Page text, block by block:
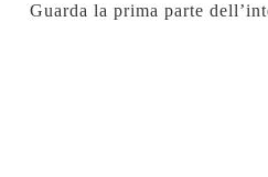
Guarda la prima parte